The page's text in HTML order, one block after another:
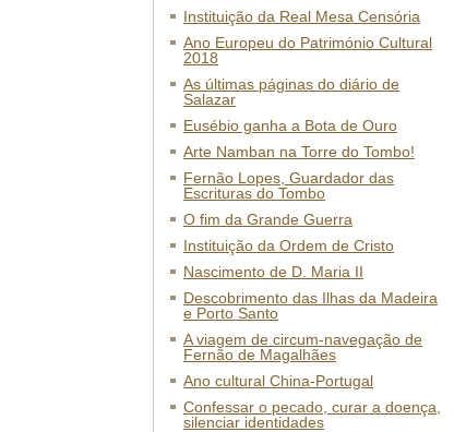
Instituição da Real Mesa Censória
Ano Europeu do Património Cultural
2018
As últimas páginas do diário de
Salazar
Eusébio ganha a Bota de Ouro
Arte Namban na Torre do Tombo!
Fernão Lopes, Guardador das
Escrituras do Tombo
O fim da Grande Guerra
Instituição da Ordem de Cristo
Nascimento de D. Maria II
Descobrimento das Ilhas da Madeira
e Porto Santo
A viagem de circum-navegação de
Fernão de Magalhães
Ano cultural China-Portugal
Confessar o pecado, curar a doença,
silenciar identidades